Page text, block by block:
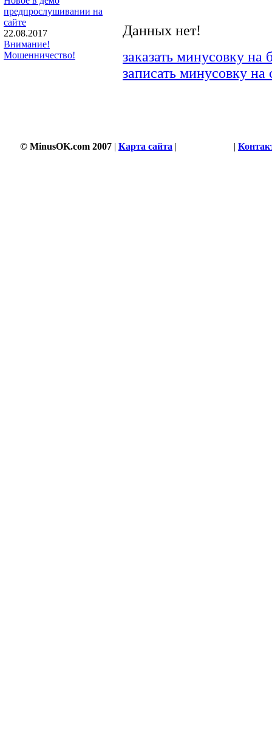
предпрослушивании на
сайте
22.08.2017
Внимание!
Мошенничество!
Данных нет!
заказать минусовку на
записать минусовку на
© MinusOK.com 2007 | Карта сайта | |